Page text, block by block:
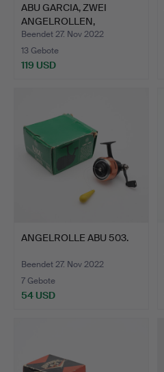
ABU GARCIA, ZWEI
ANGELROLLEN,
ABUMATIC 460…
Beendet 27. Nov 2022
13 Gebote
119 USD
ANGELROLLE ABU 503.
Beendet 27. Nov 2022
7 Gebote
54 USD